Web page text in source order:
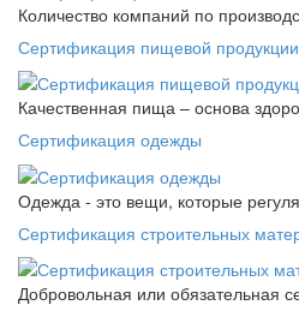
Количество компаний по
Сертификация пищевой продукции
Качественная пища – основа
Сертификация одежды
Одежда - это вещи, которые
Сертификация строительных
Добровольная или обязательная